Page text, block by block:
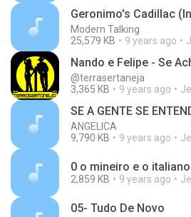
Geronimo's Cadillac
Modern Talking
25,579 KB
9 years ago
@terrasertaneja
3,365 KB
9 years ago
SE A GENTE SE
ANGELICA
9,790 KB
9 years ago
2,859 KB 9 years ago
05- Tudo De Novo